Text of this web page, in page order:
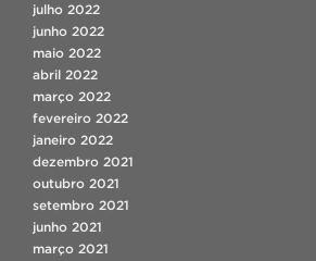
julho 2022
junho 2022
maio 2022
abril 2022
março 2022
fevereiro 2022
janeiro 2022
dezembro 2021
outubro 2021
setembro 2021
junho 2021
março 2021